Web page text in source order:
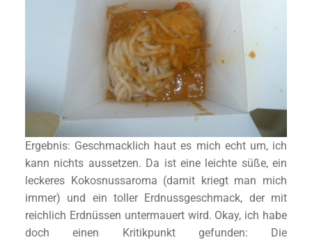
Ergebnis: Geschmacklich haut es mich echt um, ich
kann nichts aussetzen. Da ist eine leichte süße, ein
leckeres Kokosnussaroma (damit kriegt man mich
immer) und ein toller Erdnussgeschmack, der mit
reichlich Erdnüssen untermauert wird. Okay, ich habe
doch einen Kritikpunkt gefunden: Die